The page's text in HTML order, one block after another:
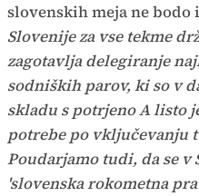
slovenskih meja ne bodo
Slovenije za vse tekme
zagotavlja delegiranje
sodniških parov, ki so v
skladu s potrjeno A listo
potrebe po vključevanju
Poudarjamo tudi, da se
'slovenska rokometna